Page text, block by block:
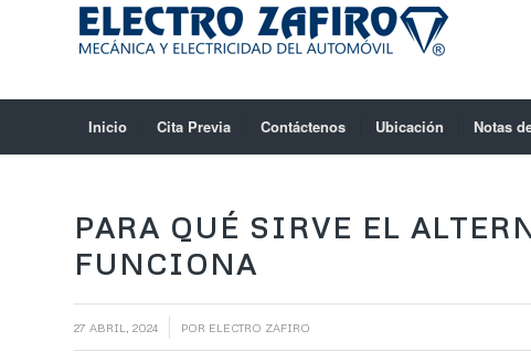
Inicio Cita Previa Contáctenos Ubicación Notas
PARA QUÉ SIRVE EL
FUNCIONA
27 ABRIL, 2024 POR ELECTRO ZAFIRO